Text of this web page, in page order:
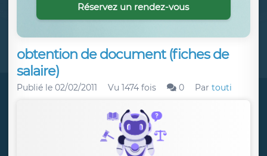
obtention de document (fiches de
salaire)
Publié le 02/02/2011 Vu 1474 fois 0 Par touti
Réservez un rendez-vous